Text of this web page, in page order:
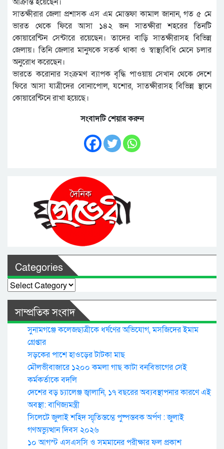
আক্রান্ত হয়েছেন।
সাতক্ষীরার জেলা প্রশাসক এস এম মোস্তফা কামাল জানান, গত ৫ মে
ভারত থেকে ফিরে আসা ১৪২ জন সাতক্ষীরা শহরের তিনটি
কোয়ারেন্টিন সেন্টারে রয়েছেন। তাদের বাড়ি সাতক্ষীরাসহ বিভিন্ন
জেলায়। তিনি জেলার মানুষকে সতর্ক থাকা ও স্বাস্থ্যবিধি মেনে চলার
অনুরোধ করেছেন।
ভারতে করোনার সংক্রমণ ব্যাপক বৃদ্ধি পাওয়ায় সেখান থেকে দেশে
ফিরে আসা যাত্রীদের বোনাপোল, যশোর, সাতক্ষীরাসহ বিভিন্ন স্থানে
কোয়ারেন্টিনে রাখা হয়েছে।
সংবাদটি শেয়ার করুন
Categories
Categories
সাম্প্রতিক সংবাদ
সুনামগঞ্জে কলেজছাত্রীকে ধর্ষণের অভিযোগ, মসজিদের ইমাম
গ্রেপ্তার
সড়কের পাশে হাওড়ের টাটকা মাছ
মৌলভীবাজারে ১২০০ কমলা গাছ কাটা বনবিভাগের সেই
কর্মকর্তাকে বদলি
দেশের বড় চ্যালেঞ্জ জ্বালানি, ১৭ বছরের অব্যবস্থাপনার কারণে এই
অবস্থা: বাণিজ্যমন্ত্রী
সিলেটে জুলাই শহিদ স্মৃতিস্তম্ভে পুষ্পস্তবক অর্পণ : জুলাই
গণঅভ্যুত্থান দিবস ২০২৬
১০ আগস্ট এসএসসি ও সমমানের পরীক্ষার ফল প্রকাশ